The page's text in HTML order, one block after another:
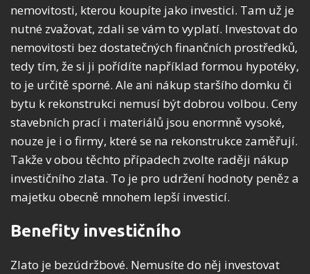
nemovitosti, kterou koupíte jako investici. Tam už je
nutné zvažovat, zdali se vám to vyplatí. Investovat do
nemovitosti bez dostatečných finančních prostředků,
tedy tím, že si ji pořídíte například formou hypotéky,
to je určitě sporné. Ale ani nákup staršího domku či
bytu k rekonstrukci nemusí být dobrou volbou. Ceny
stavebních prací i materiálů jsou enormně vysoké,
nouze je i o firmy, které se na rekonstrukce zaměřují.
Takže v obou těchto případech zvolte raději nákup
investičního zlata. To je pro udržení hodnoty peněz a
majetku obecně mnohem lepší investicí.
Benefity investičního
Zlato je bezúdržbové. Nemusíte do něj investovat